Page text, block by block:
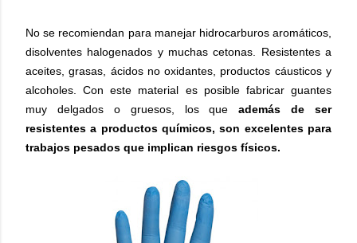
No se recomiendan para manejar hidrocarburos aromáticos,
disolventes halogenados y muchas cetonas. Resistentes a
aceites, grasas, ácidos no oxidantes, productos cáusticos y
alcoholes. Con este material es posible fabricar guantes
muy delgados o gruesos, los queademás de ser
resistentes a productos químicos, son excelentes para
trabajos pesados que implican riesgos físicos.